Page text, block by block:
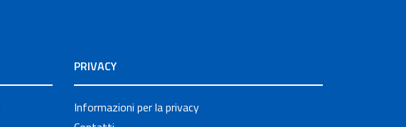
PRIVACY
Informazioni per la privacy